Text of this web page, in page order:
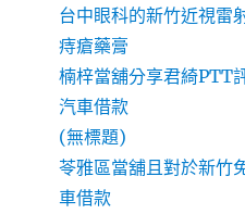
台中眼科的新竹近視雷
痔瘡藥膏
楠梓當舖分享君綺PTT
汽車借款
(無標題)
苓雅區當舖且對於新竹
車借款